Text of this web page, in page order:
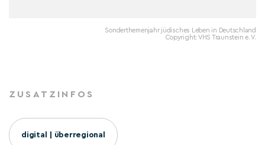
Sonderthemenjahr jüdisches Leben in Deutschland
Copyright: VHS Traunstein e. V.
ZUSATZINFOS
digital | überregional